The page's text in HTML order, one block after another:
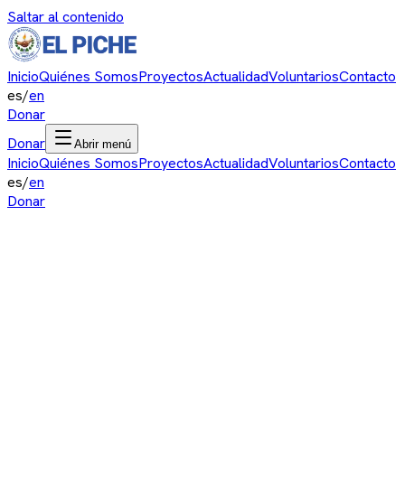
Saltar al contenido
InicioQuiénes SomosProyectosActualidadVoluntariosContacto
es/en
Donar
Donar
Abrir menú
InicioQuiénes SomosProyectosActualidadVoluntariosContacto
es/en
Donar